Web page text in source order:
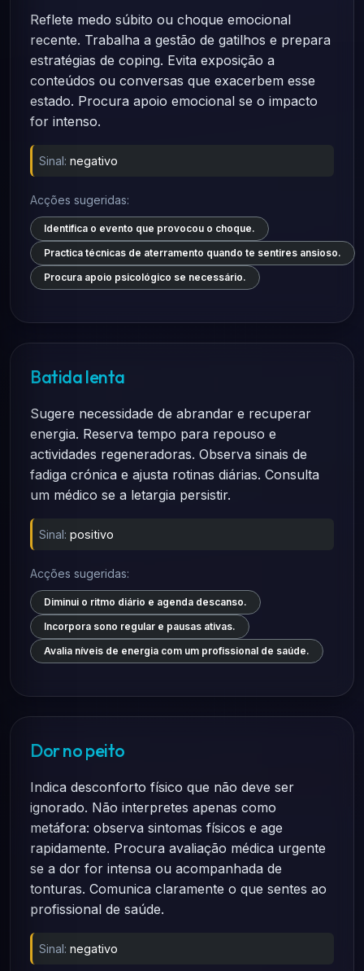
Reflete medo súbito ou choque emocional
recente. Trabalha a gestão de gatilhos e prepara
estratégias de coping. Evita exposição a
conteúdos ou conversas que exacerbem esse
estado. Procura apoio emocional se o impacto
for intenso.
Sinal: negativo
Acções sugeridas:
Identifica o evento que provocou o choque.
Practica técnicas de aterramento quando te sentires ansioso.
Procura apoio psicológico se necessário.
Batida lenta
Sugere necessidade de abrandar e recuperar
energia. Reserva tempo para repouso e
actividades regeneradoras. Observa sinais de
fadiga crónica e ajusta rotinas diárias. Consulta
um médico se a letargia persistir.
Sinal: positivo
Acções sugeridas:
Diminui o ritmo diário e agenda descanso.
Incorpora sono regular e pausas ativas.
Avalia níveis de energia com um profissional de saúde.
Dor no peito
Indica desconforto físico que não deve ser
ignorado. Não interpretes apenas como
metáfora: observa sintomas físicos e age
rapidamente. Procura avaliação médica urgente
se a dor for intensa ou acompanhada de
tonturas. Comunica claramente o que sentes ao
profissional de saúde.
Sinal: negativo